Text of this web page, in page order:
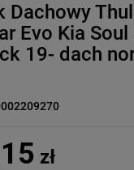
Dachowy
Evo Kia
19- dach
zł